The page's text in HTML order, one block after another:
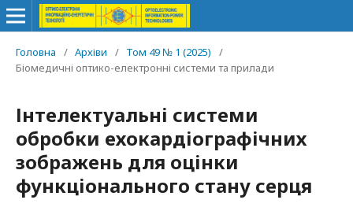
Головна / Архіви / Том 49 № 1 (2025)
/
Біомедичні оптико-електронні системи та прилади
Інтелектуальні системи
обробки ехокардіографічних
зображень для оцінки
функціонального стану серця